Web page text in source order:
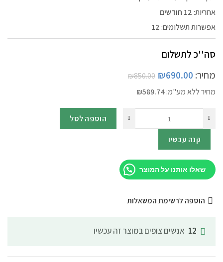
אחריות:12 חודשים
אפשרות תשלומים:12
סה''כ לתשלום
מחיר:
₪850.00 ₪690.00
מחיר ללא מע"מ: ₪589.74
הוספה לסל
קנה עכשיו
שאלו אותנו על המוצר
הוספה לרשימת המשאלות
12 אנשים צופים במוצר זה עכשיו